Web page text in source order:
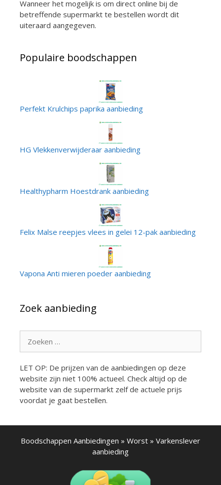
Wanneer het mogelijk is om direct online bij de
betreffende supermarkt te bestellen wordt dit
uiteraard aangegeven.
Populaire boodschappen
Perfekt Krulchips paprika aanbieding
HG Vlekkenverwijderaar aanbieding
Healthypharm Hoestdrank aanbieding
Felix Malse reepjes vlees in gelei 12-pak aanbieding
Vapona Anti mieren poeder aanbieding
Zoek aanbieding
naar:
LET OP: De prijzen van de aanbiedingen op deze
website zijn niet 100% actueel. Check altijd op de
website van de supermarkt zelf de actuele prijs
voordat je gaat bestellen.
Boodschappen Aanbiedingen » Worst » Varkenslever
aanbieding